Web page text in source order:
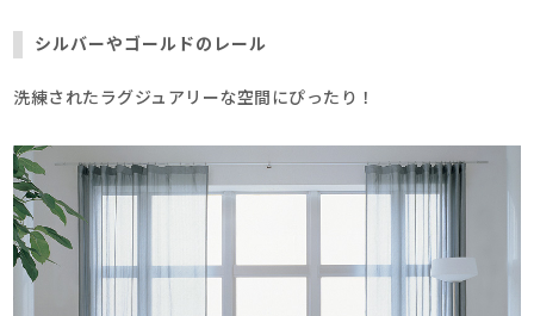
シルバーやゴールドのレール
洗練されたラグジュアリーな空間にぴったり！